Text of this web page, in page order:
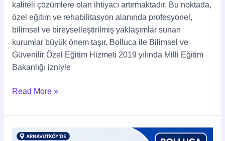
kaliteli çözümlere olan ihtiyacı artırmaktadır. Bu noktada,
özel eğitim ve rehabilitasyon alanında profesyonel,
bilimsel ve bireyselleştirilmiş yaklaşımlar sunan
kurumlar büyük önem taşır. Bolluca ile Bilimsel ve
Güvenilir Özel Eğitim Hizmeti 2019 yılında Milli Eğitim
Bakanlığı izniyle
Read More »
Arnavutköy’de